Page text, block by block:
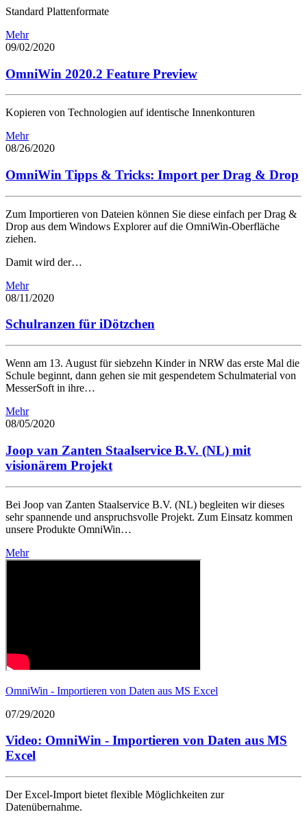
Standard Plattenformate
Mehr
09/02/2020
OmniWin 2020.2 Feature Preview
Kopieren von Technologien auf identische Innenkonturen
Mehr
08/26/2020
OmniWin Tipps & Tricks: Import per Drag & Drop
Zum Importieren von Dateien können Sie diese einfach per Drag &
Drop aus dem Windows Explorer auf die OmniWin-Oberfläche
ziehen.
Damit wird der…
Mehr
08/11/2020
Schulranzen für iDötzchen
Wenn am 13. August für siebzehn Kinder in NRW das erste Mal die
Schule beginnt, dann gehen sie mit gespendetem Schulmaterial von
MesserSoft in ihre…
Mehr
08/05/2020
Joop van Zanten Staalservice B.V. (NL) mit
visionärem Projekt
Bei Joop van Zanten Staalservice B.V. (NL) begleiten wir dieses
sehr spannende und anspruchsvolle Projekt. Zum Einsatz kommen
unsere Produkte OmniWin…
Mehr
OmniWin - Importieren von Daten aus MS Excel
07/29/2020
Video: OmniWin - Importieren von Daten aus MS
Excel
Der Excel-Import bietet flexible Möglichkeiten zur
Datenübernahme.